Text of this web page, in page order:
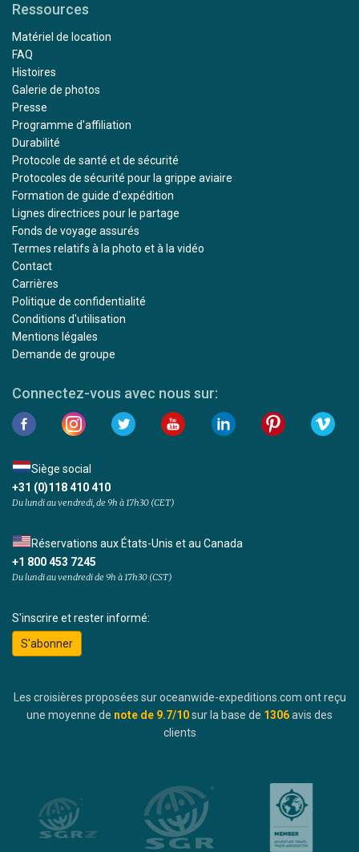
Ressources
Matériel de location
FAQ
Histoires
Galerie de photos
Presse
Programme d'affiliation
Durabilité
Protocole de santé et de sécurité
Protocoles de sécurité pour la grippe aviaire
Formation de guide d'expédition
Lignes directrices pour le partage
Fonds de voyage assurés
Termes relatifs à la photo et à la vidéo
Contact
Carrières
Politique de confidentialité
Conditions d'utilisation
Mentions légales
Demande de groupe
Connectez-vous avec nous sur:
Siège social
+31 (0)118 410 410
Du lundi au vendredi, de 9h à 17h30 (CET)
Réservations aux États-Unis et au Canada
+1 800 453 7245
Du lundi au vendredi de 9h à 17h30 (CST)
S'inscrire et rester informé:
S'abonner
Les croisières proposées sur oceanwide-expeditions.com ont reçu
une moyenne de note de 9.7/10sur la base de 1306avis des
clients